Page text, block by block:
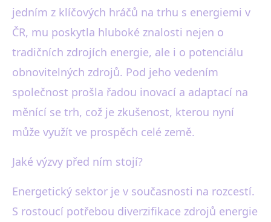
jedním z klíčových hráčů na trhu s energiemi v
ČR, mu poskytla hluboké znalosti nejen o
tradičních zdrojích energie, ale i o potenciálu
obnovitelných zdrojů. Pod jeho vedením
společnost prošla řadou inovací a adaptací na
měnící se trh, což je zkušenost, kterou nyní
může využít ve prospěch celé země.
Jaké výzvy před ním stojí?
Energetický sektor je v současnosti na rozcestí.
S rostoucí potřebou diverzifikace zdrojů energie